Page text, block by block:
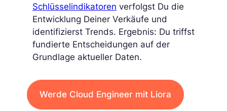
Schlüsselindikatoren verfolgst Du die
Entwicklung Deiner Verkäufe und
identifizierst Trends. Ergebnis: Du triffst
fundierte Entscheidungen auf der
Grundlage aktueller Daten.
Werde Cloud Engineer mit Liora